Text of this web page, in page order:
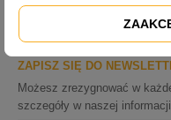
OBSŁUGA KLIENTA
ZAPISZ SIĘ DO
Możesz zrezygnować w
szczegóły w naszej informacji